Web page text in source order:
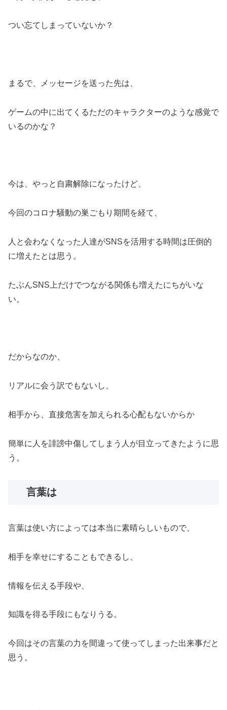
つい忘てしまっていないか？
まるで、メッセージを送った先は、
ゲームの中に出てくるただのキャラクターのような感覚で
いるのかな？
今は、やっと自粛解除になったけど、
今回のコロナ騒動の巣ごもり期間を経て、
人と会わなくなった人達がSNSを活用する時間は圧倒的
に増えたとは思う。
たぶんSNS上だけでつながる関係も増えたにちがいな
い。
だからなのか、
リアルに会う訳でもないし、
相手から、直接危害を加えられる心配もないからか
簡単に人を誹謗中傷してしまう人が目立ってきたように思
う。
言葉は
言葉は使い方によっては本当に素晴らしいもので、
相手を幸せにすることもできるし、
情報を伝える手段や、
知識を得る手段にもなりうる。
今回はその言葉の力を間違って使ってしまった出来事だと
思う。